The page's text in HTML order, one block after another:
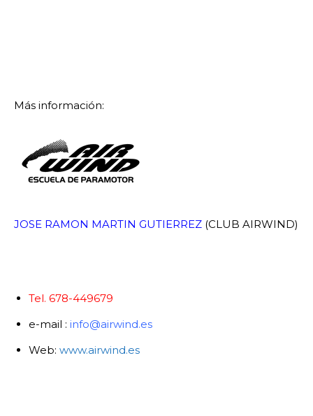
Más información:
JOSE RAMON MARTIN GUTIERREZ (CLUB AIRWIND)
Tel. 678-449679
e-mail : info@airwind.es
Web: www.airwind.es